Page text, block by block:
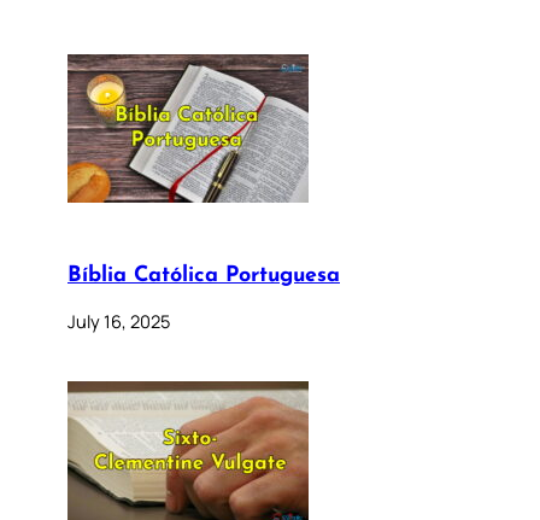
Bíblia Católica Portuguesa
July 16, 2025